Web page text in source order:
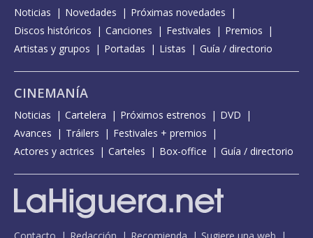
Noticias Novedades
Próximas novedades
Discos históricos
Canciones Festivales
Premios
Artistas y grupos
Portadas Listas Guía / directorio
CINEMANÍA
Noticias Cartelera Próximos estrenos
DVD
Avances
Tráilers
Festivales + premios
Actores y actrices
Carteles Box-office Guía / directorio